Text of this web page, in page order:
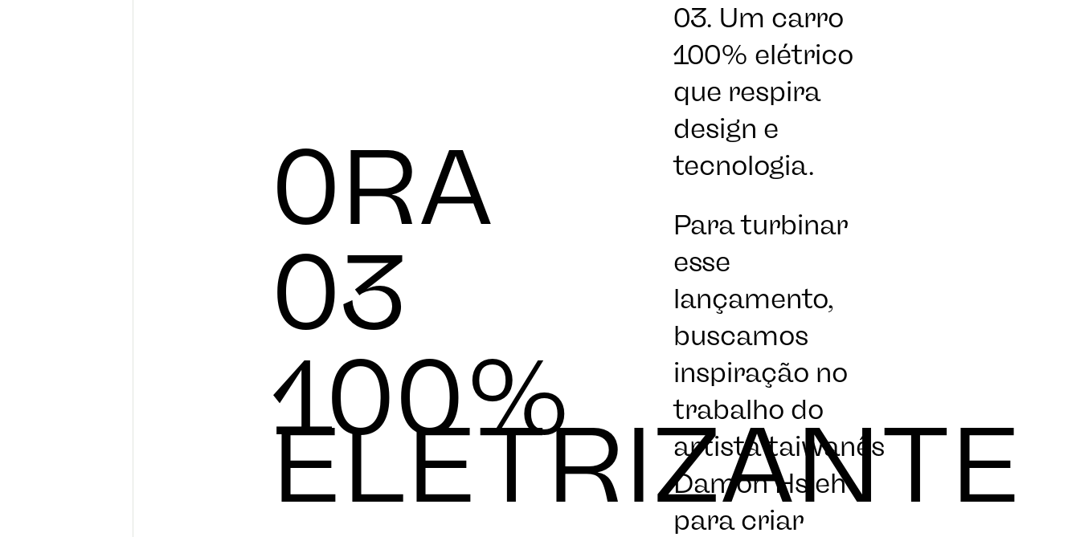
SOBRE
0RA
03
100%
ELETRIZANTE
03. Um carro
100% elétrico
que respira
design e
tecnologia.
Para turbinar
esse
lançamento,
buscamos
inspiração no
trabalho do
artista taiwanês
Damon Hsieh
para criar